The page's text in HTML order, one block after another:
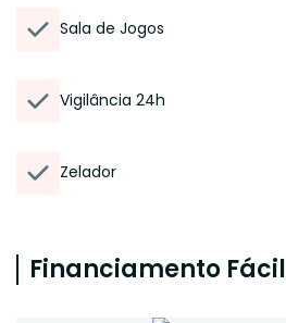
Sala de Jogos
Vigilância 24h
Zelador
Financiamento Fácil